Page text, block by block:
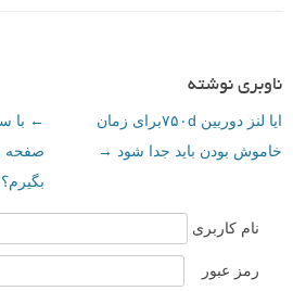
ناوبری نوشته
← با
صفحه
بگیرم؟
ایا لنز دوربین ۷۵۰dبرای زمان
خاموش بودن باید جدا شود →
نام کاربری
رمز عبور